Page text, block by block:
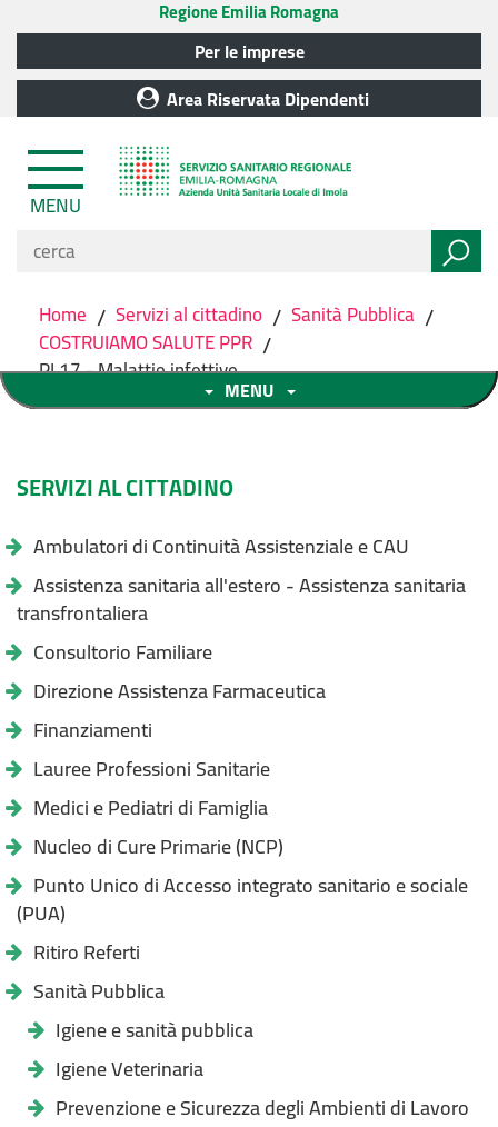
Regione Emilia Romagna
Per le imprese
Area Riservata Dipendenti
MENU
Home / Servizi al cittadino / Sanità Pubblica /
COSTRUIAMO SALUTE PPR /
PL17 - Malattie infettive
MENU
SERVIZI AL CITTADINO
Ambulatori di Continuità Assistenziale e CAU
Assistenza sanitaria all'estero - Assistenza sanitaria
transfrontaliera
Consultorio Familiare
Direzione Assistenza Farmaceutica
Finanziamenti
Lauree Professioni Sanitarie
Medici e Pediatri di Famiglia
Nucleo di Cure Primarie (NCP)
Punto Unico di Accesso integrato sanitario e sociale
(PUA)
Ritiro Referti
Sanità Pubblica
Igiene e sanità pubblica
Igiene Veterinaria
Prevenzione e Sicurezza degli Ambienti di Lavoro